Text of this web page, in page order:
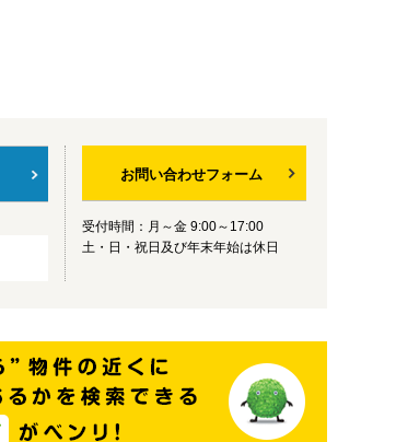
お問い合わせフォーム
受付時間：月～金 9:00～17:00
土・日・祝日及び年末年始は休日